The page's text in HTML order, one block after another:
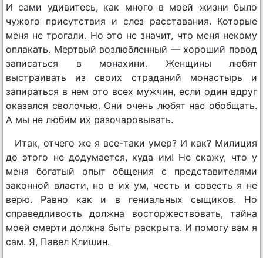
И сами удивитесь, как много в моей жизни было
чужого присутствия и слез расставания. Которые
меня не трогали. Но это не значит, что меня некому
оплакать. Мертвый возлюбленный — хороший повод
записаться в монахини. Женщины любят
выстраивать из своих страданий монастырь и
запираться в нем ото всех мужчин, если один вдруг
оказался сволочью. Они очень любят нас обобщать.
А мы не любим их разочаровывать.
Итак, отчего же я все-таки умер? И как? Милиция
до этого не додумается, куда им! Не скажу, что у
меня богатый опыт общения с представителями
законной власти, но в их ум, честь и совесть я не
верю. Равно как и в гениальных сыщиков. Но
справедливость должна восторжествовать, тайна
моей смерти должна быть раскрыта. И помогу вам я
сам. Я, Павел Клишин.